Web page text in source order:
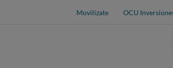
Movilízate OCU